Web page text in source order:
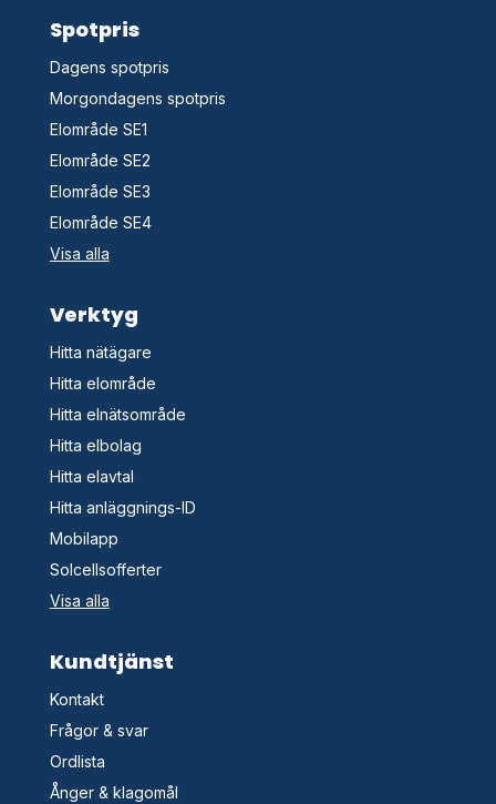
Spotpris
Dagens spotpris
Morgondagens spotpris
Elområde SE1
Elområde SE2
Elområde SE3
Elområde SE4
Visa alla
Verktyg
Hitta nätägare
Hitta elområde
Hitta elnätsområde
Hitta elbolag
Hitta elavtal
Hitta anläggnings-ID
Mobilapp
Solcellsofferter
Visa alla
Kundtjänst
Kontakt
Frågor & svar
Ordlista
Ånger & klagomål